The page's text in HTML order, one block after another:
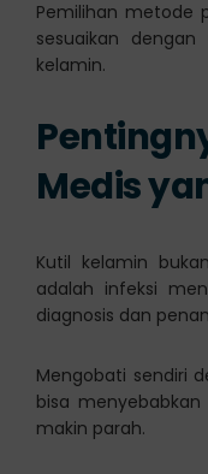
Pemilihan metode
sesuaikan
kelamin.
Medis
Kutil kelamin
adalah infeksi
diagnosis dan
Mengobati sendiri
bisa
makin parah.